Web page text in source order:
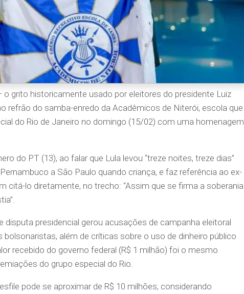
o grito historicamente usado por eleitores do presidente Luiz
refrão do samba-enredo da Acadêmicos de Niterói, escola que
do Rio de Janeiro no domingo (15/02) com uma homenagem
do PT (13), ao falar que Lula levou “treze noites, treze dias”
a São Paulo quando criança, e faz referência ao ex-
citá-lo diretamente, no trecho: “Assim que se firma a soberania
disputa presidencial gerou acusações de campanha eleitoral
bolsonaristas, além de críticas sobre o uso de dinheiro público
recebido do governo federal (R$ 1 milhão) foi o mesmo
do grupo especial do Rio.
pode se aproximar de R$ 10 milhões, considerando